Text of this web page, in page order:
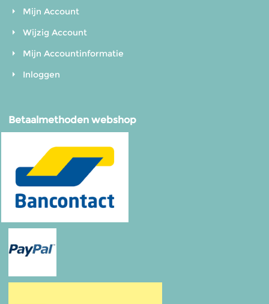
Mijn Account
Wijzig Account
Mijn Accountinformatie
Inloggen
Betaalmethoden webshop